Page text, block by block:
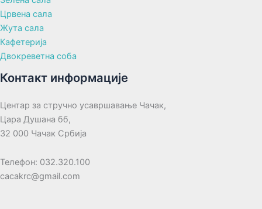
Црвена сала
Жута сала
Кафетерија
Двокреветна соба
Контакт информације
Центар за стручно усавршавање Чачак,
Цара Душана бб,
32 000 Чачак Србија
Телефон: 032.320.100
cacakrc@gmail.com